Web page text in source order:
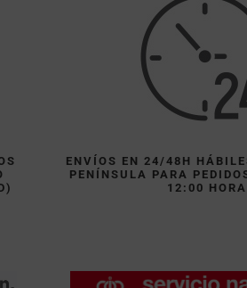
ENVÍOS EN 24/48H
PENÍNSULA PARA
12:00